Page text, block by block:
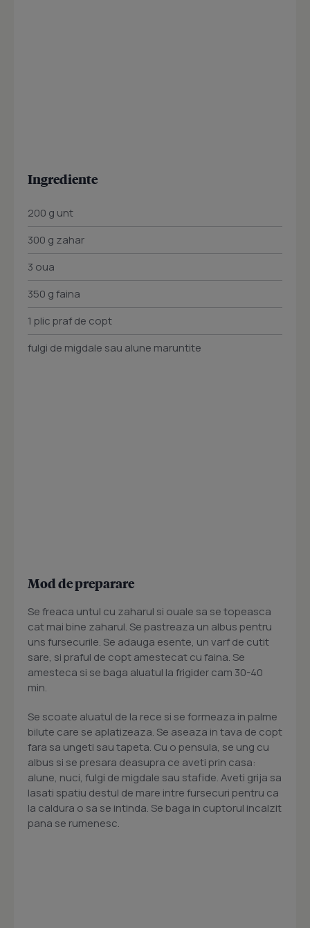
Ingrediente
200 g unt
300 g zahar
3 oua
350 g faina
1 plic praf de copt
fulgi de migdale sau alune maruntite
Mod de preparare
Se freaca untul cu zaharul si ouale sa se topeasca
cat mai bine zaharul. Se pastreaza un albus pentru
uns fursecurile. Se adauga esente, un varf de cutit
sare, si praful de copt amestecat cu faina. Se
amesteca si se baga aluatul la frigider cam 30-40
min.
Se scoate aluatul de la rece si se formeaza in palme
bilute care se aplatizeaza. Se aseaza in tava de copt
fara sa ungeti sau tapeta. Cu o pensula, se ung cu
albus si se presara deasupra ce aveti prin casa:
alune, nuci, fulgi de migdale sau stafide. Aveti grija sa
lasati spatiu destul de mare intre fursecuri pentru ca
la caldura o sa se intinda. Se baga in cuptorul incalzit
pana se rumenesc.